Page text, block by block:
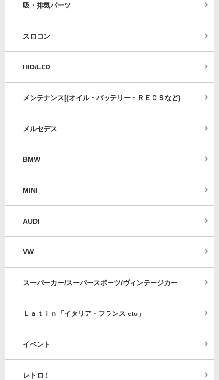
吸・排気パーツ
スロコン
HID/LED
メンテナンス[(オイル・バッテリー・ＲＥＣＳなど)
メルセデス
BMW
MINI
AUDI
VW
スーパーカー/スーパースポーツ/ヴィンテージカー
Ｌａｔｉｎ「イタリア・フランス etc」
イベント
レトロ！